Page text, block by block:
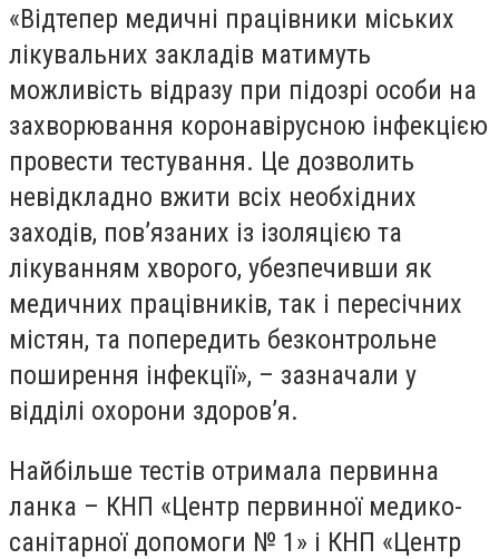
«Відтепер медичні працівники міських
лікувальних закладів матимуть
можливість відразу при підозрі особи на
захворювання коронавірусною інфекцією
провести тестування. Це дозволить
невідкладно вжити всіх необхідних
заходів, пов’язаних із ізоляцією та
лікуванням хворого, убезпечивши як
медичних працівників, так і пересічних
містян, та попередить безконтрольне
поширення інфекції», – зазначали у
відділі охорони здоров’я.
Найбільше тестів отримала первинна
ланка – КНП «Центр первинної медико-
санітарної допомоги № 1» і КНП «Центр